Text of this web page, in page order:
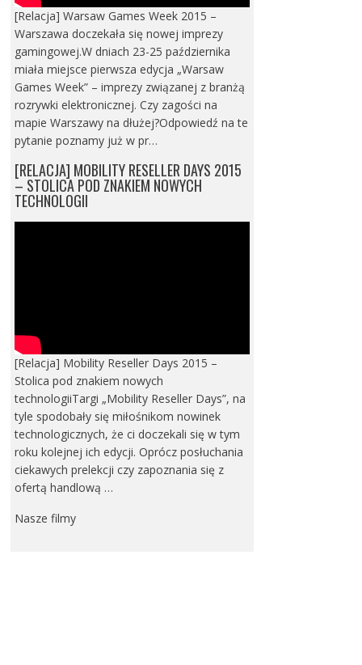
[Relacja] Warsaw Games Week 2015 –
Warszawa doczekała się nowej imprezy
gamingowej.W dniach 23-25 października
miała miejsce pierwsza edycja „Warsaw
Games Week” – imprezy związanej z branżą
rozrywki elektronicznej. Czy zagości na
mapie Warszawy na dłużej?Odpowiedź na te
pytanie poznamy już w pr…
[RELACJA] MOBILITY RESELLER DAYS 2015
– STOLICA POD ZNAKIEM NOWYCH
TECHNOLOGII
[Relacja] Mobility Reseller Days 2015 –
Stolica pod znakiem nowych
technologiiTargi „Mobility Reseller Days”, na
tyle spodobały się miłośnikom nowinek
technologicznych, że ci doczekali się w tym
roku kolejnej ich edycji. Oprócz posłuchania
ciekawych prelekcji czy zapoznania się z
ofertą handlową …
Nasze filmy